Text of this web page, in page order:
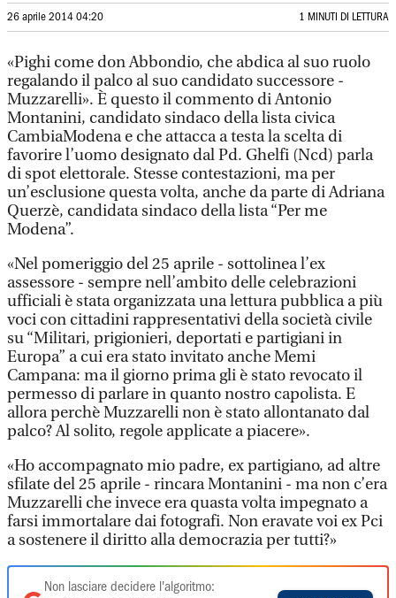
26 aprile 2014 04:20 1 MINUTI DI LETTURA
«Pighi come don Abbondio, che abdica al suo ruolo
regalando il palco al suo candidato successore -
Muzzarelli». È questo il commento di Antonio
Montanini, candidato sindaco della lista civica
CambiaModena e che attacca a testa la scelta di
favorire l’uomo designato dal Pd. Ghelfi (Ncd) parla
di spot elettorale. Stesse contestazioni, ma per
un’esclusione questa volta, anche da parte di Adriana
Querzè, candidata sindaco della lista “Per me
Modena”.
«Nel pomeriggio del 25 aprile - sottolinea l’ex
assessore - sempre nell’ambito delle celebrazioni
ufficiali è stata organizzata una lettura pubblica a più
voci con cittadini rappresentativi della società civile
su “Militari, prigionieri, deportati e partigiani in
Europa” a cui era stato invitato anche Memi
Campana: ma il giorno prima gli è stato revocato il
permesso di parlare in quanto nostro capolista. E
allora perchè Muzzarelli non è stato allontanato dal
palco? Al solito, regole applicate a piacere».
«Ho accompagnato mio padre, ex partigiano, ad altre
sfilate del 25 aprile - rincara Montanini - ma non c’era
Muzzarelli che invece era quasta volta impegnato a
farsi immortalare dai fotografi. Non eravate voi ex Pci
a sostenere il diritto alla democrazia per tutti?»
Non lasciare decidere l'algoritmo: